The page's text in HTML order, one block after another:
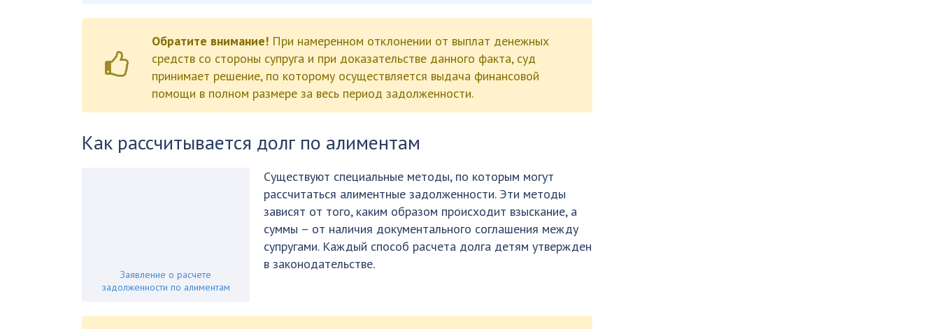
Обратите внимание! При намеренном отклонении от выплат денежных
средств со стороны супруга и при доказательстве данного факта, суд
принимает решение, по которому осуществляется выдача финансовой
помощи в полном размере за весь период задолженности.
Как рассчитывается долг по алиментам
Заявление о расчете
задолженности по алиментам
Существуют специальные методы, по которым могут
рассчитаться алиментные задолженности. Эти методы
зависят от того, каким образом происходит взыскание, а
суммы – от наличия документального соглашения между
супругами. Каждый способ расчета долга детям утвержден
в законодательстве.